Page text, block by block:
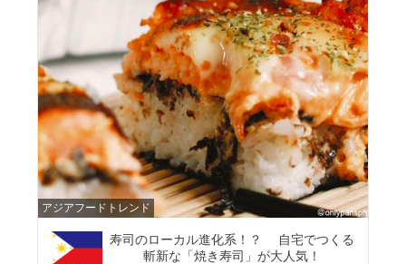
アジアフードトレンド
寿司のローカル進化系！？ 自宅でつくる
斬新な「焼き寿司」が大人気！